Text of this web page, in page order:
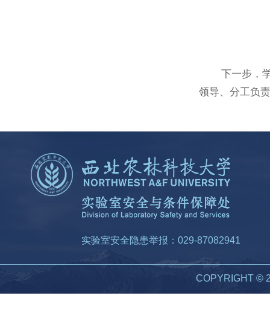
下一步，学
领导、分工负
实验室安全隐患举报：029-87082941
COPYRIGHT ©